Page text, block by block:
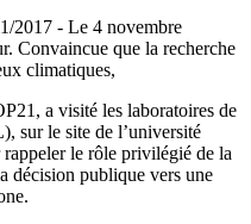
2017 - Le 4 novembre
Convaincue que la recherche
climatiques,
a visité les laboratoires de
sur le site de l’université
le rôle privilégié de la
décision publique vers une